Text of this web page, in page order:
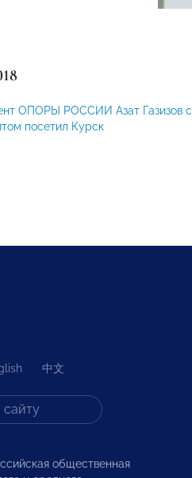
ОПОРЫ РОССИИ Азат Газизов с
посетил Курск
中文
общественная